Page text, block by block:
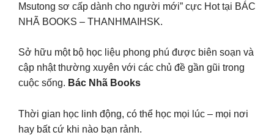
Msutong sơ cấp dành cho người mới” cực Hot tại BÁC
NHÃ BOOKS – THANHMAIHSK.
Sở hữu một bộ học liệu phong phú được biên soạn và
cập nhật thường xuyên với các chủ đề gần gũi trong
cuộc sống. Bác Nhã Books
Thời gian học linh động, có thể học mọi lúc – mọi nơi
hay bất cứ khi nào bạn rảnh.